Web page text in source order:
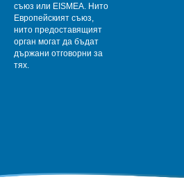
съюз или EISMEA. Нито
Европейският съюз,
нито предоставящият
орган могат да бъдат
държани отговорни за
тях.